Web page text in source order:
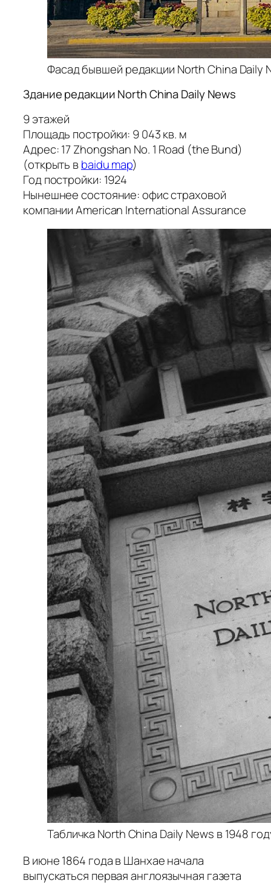
Фасад бывшей редакции North China Daily
Здание редакции North China Daily News
9 этажей
Площадь постройки: 9 043 кв. м
Адрес: 17 Zhongshan No. 1 Road (the Bund)
(открыть вbaidu map)
Год постройки: 1924
Нынешнее состояние: офис страховой
компании American International Assurance
Табличка North China Daily News в 1948
В июне 1864 года в Шанхае начала
выпускаться первая англоязычная газета